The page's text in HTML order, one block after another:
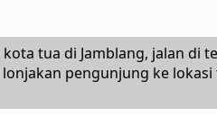
kota tua di Jamblang, jalan di
pengunjung ke lokasi